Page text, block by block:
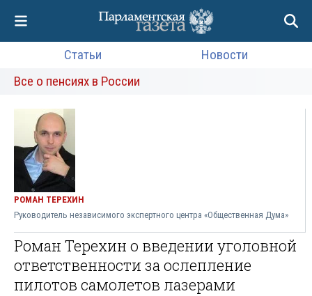
Статьи
Новости
Все о пенсиях в России
РОМАН ТЕРЕХИН
Руководитель независимого экспертного центра «Общественная Дума»
Роман Терехин о введении уголовной
ответственности за ослепление
пилотов самолетов лазерами